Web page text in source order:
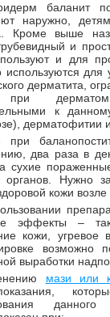
баланит
наружно,
Кроме выше
и
и для
используются
дерматита,
к
дерматофитии
при
два раза в
сухие
органов. Нужно
кожи
эффекты –
кожи, угревое
возможно
выработки
мази или